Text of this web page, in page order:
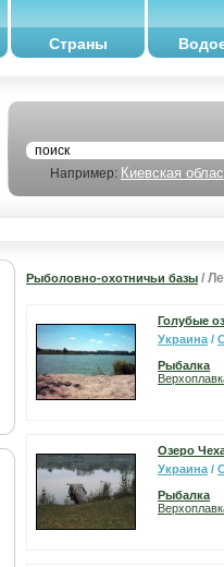
Страны
Например: Киевская
Рыболовно-охотничьи базы /
Голубые
Украина /
Рыбалка
Озеро
Украина /
Рыбалка